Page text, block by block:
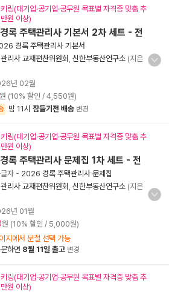
링(대기업·공기업·공무원 목표별 자격증 맞춤 추
원 이상)
록 주택관리사 기본서 2차 세트 - 전
경록 주택관리사 기본서
리사 교재편찬위원회 신한부동산연구소 (지은
년 02월
원 (10% 할인 / 4,550원)
밤 11시 잠들기전 배송 변경
링(대기업·공기업·공무원 목표별 자격증 맞춤 추
원 이상)
록 주택관리사 문제집 1차 세트 - 전
자 - 2026 경록 주택관리사 문제집
리사 교재편찬위원회 신한부동산연구소 (지은
년 01월
원 (10% 할인 / 5,000원)
지에서 분철 선택 가능
하면 8월 11일 출고 변경
링(대기업·공기업·공무원 목표별 자격증 맞춤 추
원 이상)